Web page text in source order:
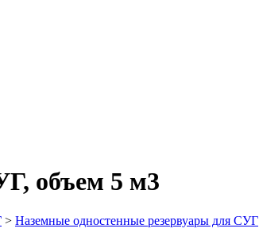
объем 5 м3
> Наземные одностенные резервуары для СУГ